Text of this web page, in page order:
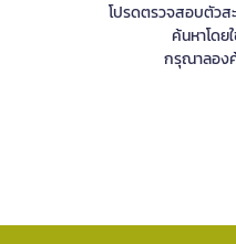
โปรดตรวจสอบตัวส
ค้นหาโดย
กรุณาลอง